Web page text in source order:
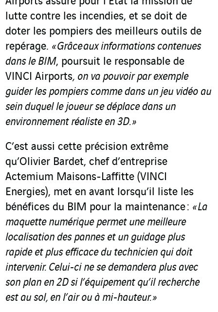
lutte contre les incendies, et se doit de
doter les pompiers des meilleurs outils de
repérage. « Grâce aux informations contenues
dans le BIM, poursuit le responsable de
VINCI Airports, on va pouvoir par exemple
guider les pompiers comme dans un jeu vidéo au
sein duquel le joueur se déplace dans un
environnement réaliste en 3D. »
C’est aussi cette précision extrême
qu’Olivier Bardet, chef d’entreprise
Actemium Maisons-Laffitte (VINCI
Energies), met en avant lorsqu’il liste les
bénéfices du BIM pour la maintenance : « La
maquette numérique permet une meilleure
localisation des pannes et un guidage plus
rapide et plus efficace du technicien qui doit
intervenir. Celui-ci ne se demandera plus avec
son plan en 2D si l’équipement qu’il recherche
est au sol, en l’air ou à mi-hauteur. »